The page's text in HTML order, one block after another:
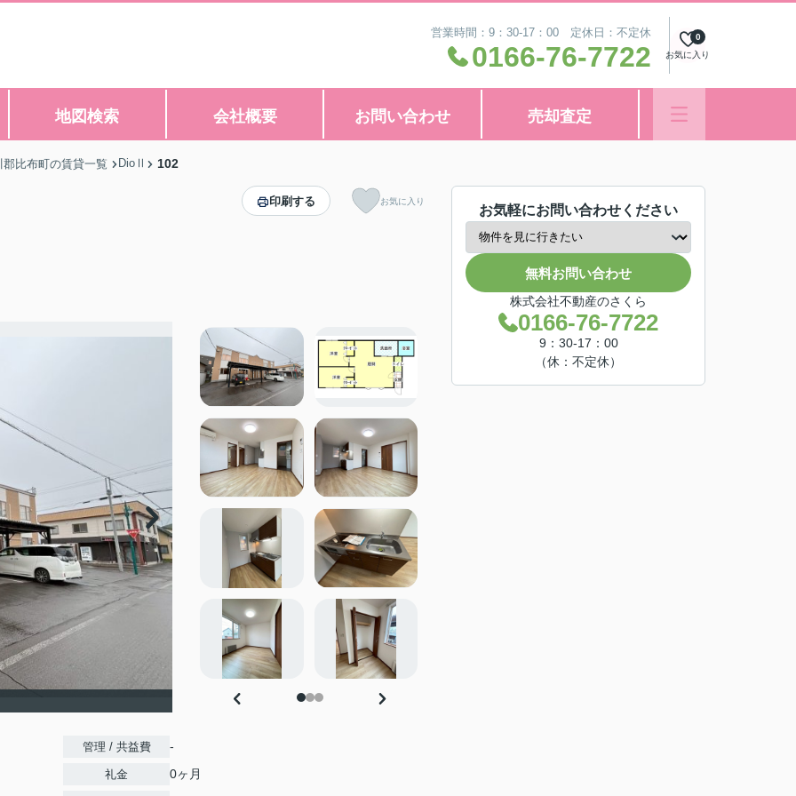
営業時間：9：30-17：00 定休日：不定休
0166-76-7722 お気に入り
0
地図検索 会社概要 お問い合わせ 売却査定
郡比布町の賃貸一覧 DioⅡ 102
印刷する お気に入り
管理 / 共益費 -
礼金 0ヶ月
お気軽にお問い合わせください
無料お問い合わせ
株式会社不動産のさくら
0166-76-7722
9：30-17：00
（休：不定休）